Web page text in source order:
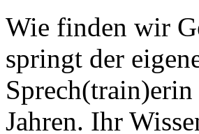
Wie finden wir
springt der
Jahren. Ihr